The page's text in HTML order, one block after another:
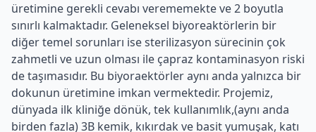
üretimine gerekli cevabı verememekte ve 2 boyutla
sınırlı kalmaktadır. Geleneksel biyoreaktörlerin bir
diğer temel sorunları ise sterilizasyon sürecinin çok
zahmetli ve uzun olması ile çapraz kontaminasyon riski
de taşımasıdır. Bu biyoraektörler aynı anda yalnızca bir
dokunun üretimine imkan vermektedir. Projemiz,
dünyada ilk kliniğe dönük, tek kullanımlık,(aynı anda
birden fazla) 3B kemik, kıkırdak ve basit yumuşak, katı